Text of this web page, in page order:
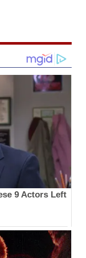
9 Actors Left